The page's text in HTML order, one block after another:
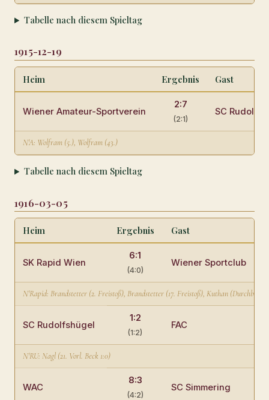
Tabelle nach diesem Spieltag
1915-12-19
Heim Ergebnis Gast
Wiener Amateur-Sportverein
2:7
(2:1)
SC
N'A: Wolfram (5.), Wolfram (43.)
Tabelle nach diesem Spieltag
1916-03-05
Heim Ergebnis Gast
SK Rapid Wien
6:1
(4:0)
Wiener Sportclub
N'Rapid: Brandstetter (2. Freistoß), Brandstetter (17. Freistoß), Kuthan
SC Rudolfshügel
1:2
(1:2)
FAC
N'RU: Nagl (21. Vorl. Beck 1:0)
WAC
8:3
(4:2)
SC Simmering